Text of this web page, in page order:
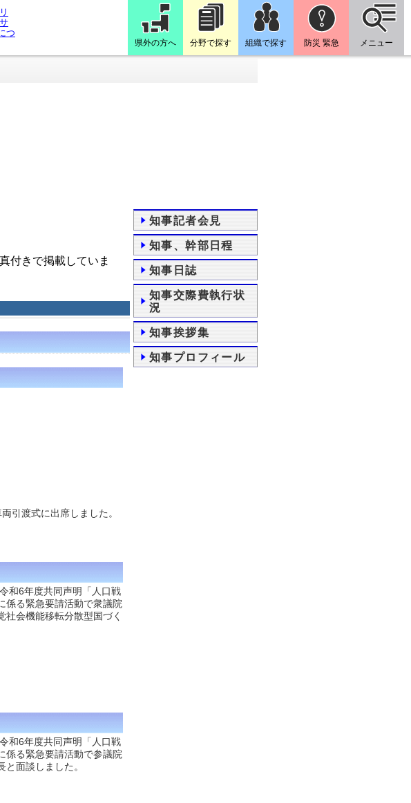
県外の方へ 分野で探す 組織で探す 防災 緊急 メニュー
付きで掲載していま
引渡式に出席しました。
和6年度共同声明「人口戦
係る緊急要請活動で衆議院
会機能移転分散型国づく
和6年度共同声明「人口戦
係る緊急要請活動で参議院
面談しました。
知事記者会見
知事、幹部日程
知事日誌
知事交際費執行状
況
知事挨拶集
知事プロフィール